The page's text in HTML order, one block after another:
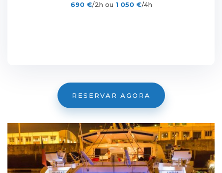
690 €/2h ou 1 050 €/4h
RESERVAR AGORA